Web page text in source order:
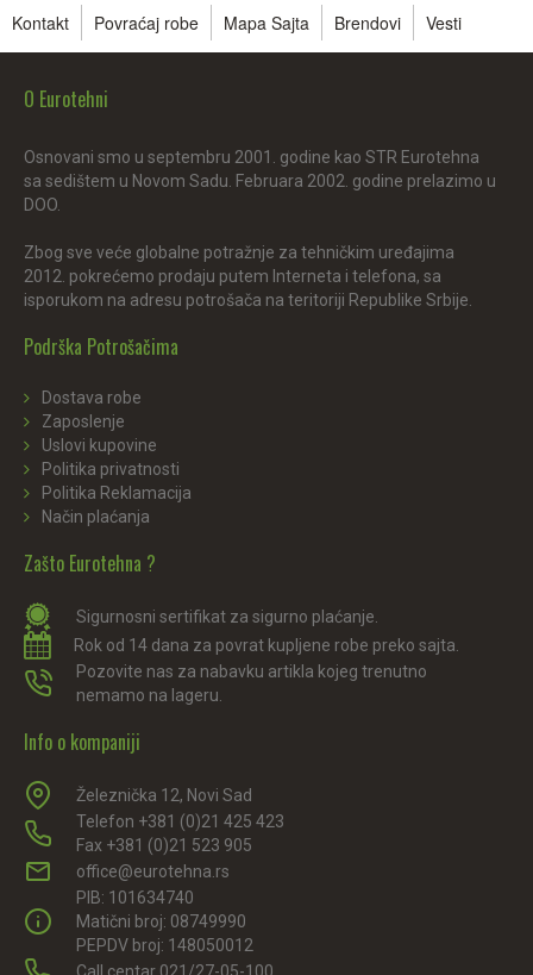
Kontakt Povraćaj robe Mapa Sajta Brendovi Vesti
O Eurotehni
Osnovani smo u septembru 2001. godine kao STR Eurotehna
sa sedištem u Novom Sadu. Februara 2002. godine prelazimo u
DOO.
Zbog sve veće globalne potražnje za tehničkim uređajima
2012. pokrećemo prodaju putem Interneta i telefona, sa
isporukom na adresu potrošača na teritoriji Republike Srbije.
Podrška Potrošačima
Dostava robe
Zaposlenje
Uslovi kupovine
Politika privatnosti
Politika Reklamacija
Način plaćanja
Zašto Eurotehna ?
Sigurnosni sertifikat za sigurno plaćanje.
Rok od 14 dana za povrat kupljene robe preko sajta.
Pozovite nas za nabavku artikla kojeg trenutno
nemamo na lageru.
Info o kompaniji
Železnička 12, Novi Sad
Telefon +381 (0)21 425 423
Fax +381 (0)21 523 905
office@eurotehna.rs
PIB: 101634740
Matični broj: 08749990
PEPDV broj: 148050012